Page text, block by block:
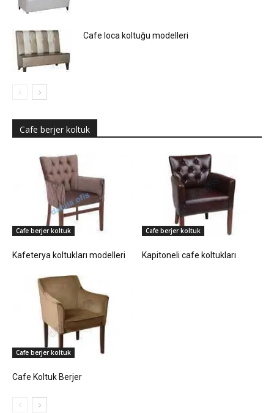
Cafe loca koltuğu modelleri
Cafe berjer koltuk
Cafe berjer koltuk
Kafeterya koltukları modelleri
Cafe berjer koltuk
Kapitoneli cafe koltukları
Cafe berjer koltuk
Cafe Koltuk Berjer